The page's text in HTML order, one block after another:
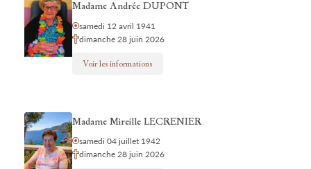
Madame Andrée DUPONT
samedi 12 avril 1941
dimanche 28 juin 2026
Voir les informations
Madame Mireille LECRENIER
samedi 04 juillet 1942
dimanche 28 juin 2026